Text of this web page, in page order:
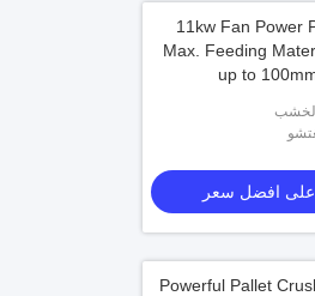
11kw Fan Power Pallet Breaker
Max. Feeding
up to
افضل سعر
Powerful Pallet